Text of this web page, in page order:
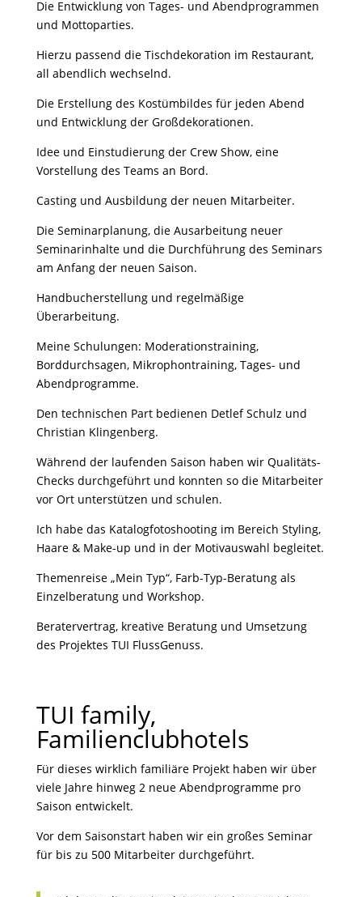
Die Entwicklung von Tages- und Abendprogrammen
und Mottoparties.
Hierzu passend die Tischdekoration im Restaurant,
all abendlich wechselnd.
Die Erstellung des Kostümbildes für jeden Abend
und Entwicklung der Großdekorationen.
Idee und Einstudierung der Crew Show, eine
Vorstellung des Teams an Bord.
Casting und Ausbildung der neuen Mitarbeiter.
Die Seminarplanung, die Ausarbeitung neuer
Seminarinhalte und die Durchführung des Seminars
am Anfang der neuen Saison.
Handbucherstellung und regelmäßige
Überarbeitung.
Meine Schulungen: Moderationstraining,
Borddurchsagen, Mikrophontraining, Tages- und
Abendprogramme.
Den technischen Part bedienen Detlef Schulz und
Christian Klingenberg.
Während der laufenden Saison haben wir Qualitäts-
Checks durchgeführt und konnten so die Mitarbeiter
vor Ort unterstützen und schulen.
Ich habe das Katalogfotoshooting im Bereich Styling,
Haare & Make-up und in der Motivauswahl begleitet.
Themenreise „Mein Typ“, Farb-Typ-Beratung als
Einzelberatung und Workshop.
Beratervertrag, kreative Beratung und Umsetzung
des Projektes TUI FlussGenuss.
TUI family,
Familienclubhotels
Für dieses wirklich familiäre Projekt haben wir über
viele Jahre hinweg 2 neue Abendprogramme pro
Saison entwickelt.
Vor dem Saisonstart haben wir ein großes Seminar
für bis zu 500 Mitarbeiter durchgeführt.